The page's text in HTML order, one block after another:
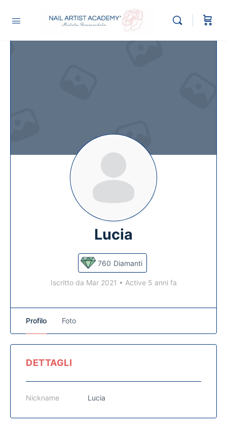
Lucia
760 Diamanti
Iscritto da Mar 2021 • Active 5 anni fa
Profilo Foto
DETTAGLI
Nickname Lucia